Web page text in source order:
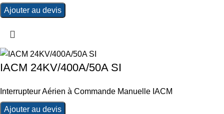
Ajouter au devis
IACM 24KV/400A/50A SI
Interrupteur Aérien à Commande Manuelle IACM
Ajouter au devis